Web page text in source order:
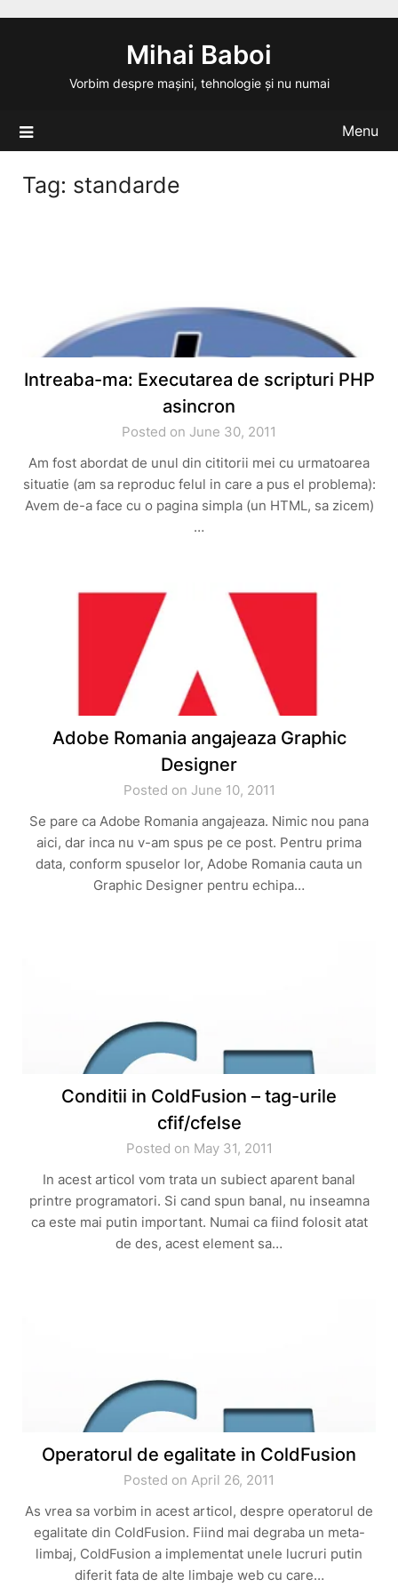
Mihai Baboi
Vorbim despre mașini, tehnologie și nu numai
Menu
Tag: standarde
Intreaba-ma: Executarea de scripturi PHP
asincron
Posted on June 30, 2011
Am fost abordat de unul din cititorii mei cu urmatoarea
situatie (am sa reproduc felul in care a pus el problema):
Avem de-a face cu o pagina simpla (un HTML, sa zicem)
…
Adobe Romania angajeaza Graphic
Designer
Posted on June 10, 2011
Se pare ca Adobe Romania angajeaza. Nimic nou pana
aici, dar inca nu v-am spus pe ce post. Pentru prima
data, conform spuselor lor, Adobe Romania cauta un
Graphic Designer pentru echipa…
Conditii in ColdFusion – tag-urile
cfif/cfelse
Posted on May 31, 2011
In acest articol vom trata un subiect aparent banal
printre programatori. Si cand spun banal, nu inseamna
ca este mai putin important. Numai ca fiind folosit atat
de des, acest element sa…
Operatorul de egalitate in ColdFusion
Posted on April 26, 2011
As vrea sa vorbim in acest articol, despre operatorul de
egalitate din ColdFusion. Fiind mai degraba un meta-
limbaj, ColdFusion a implementat unele lucruri putin
diferit fata de alte limbaje web cu care…